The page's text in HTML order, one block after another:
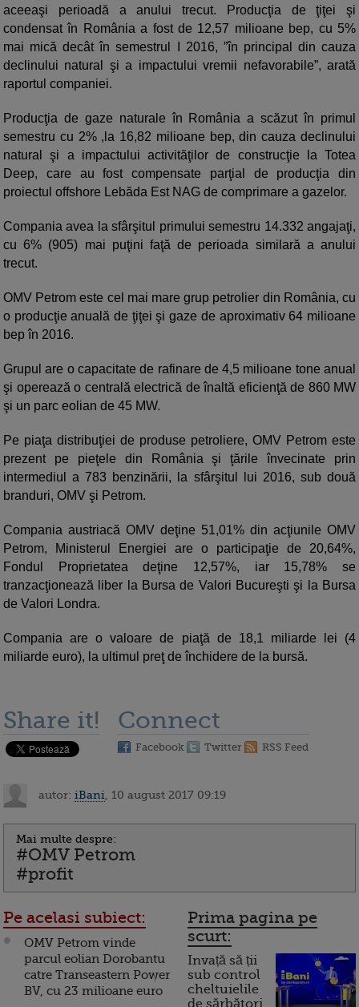
aceeaşi perioadă a anului trecut. Producţia de ţiţei şi
condensat în România a fost de 12,57 milioane bep, cu 5%
mai mică decât în semestrul I 2016, ”în principal din cauza
declinului natural şi a impactului vremii nefavorabile”, arată
raportul companiei.
Producţia de gaze naturale în România a scăzut în primul
semestru cu 2% ,la 16,82 milioane bep, din cauza declinului
natural şi a impactului activităţilor de construcţie la Totea
Deep, care au fost compensate parţial de producţia din
proiectul offshore Lebăda Est NAG de comprimare a gazelor.
Compania avea la sfârşitul primului semestru 14.332 angajaţi,
cu 6% (905) mai puţini faţă de perioada similară a anului
trecut.
OMV Petrom este cel mai mare grup petrolier din România, cu
o producţie anuală de ţiţei şi gaze de aproximativ 64 milioane
bep în 2016.
Grupul are o capacitate de rafinare de 4,5 milioane tone anual
şi operează o centrală electrică de înaltă eficienţă de 860 MW
şi un parc eolian de 45 MW.
Pe piaţa distribuţiei de produse petroliere, OMV Petrom este
prezent pe pieţele din România şi ţările învecinate prin
intermediul a 783 benzinării, la sfârşitul lui 2016, sub două
branduri, OMV şi Petrom.
Compania austriacă OMV deţine 51,01% din acţiunile OMV
Petrom, Ministerul Energiei are o participaţie de 20,64%,
Fondul Proprietatea deţine 12,57%, iar 15,78% se
tranzacţionează liber la Bursa de Valori Bucureşti şi la Bursa
de Valori Londra.
Compania are o valoare de piaţă de 18,1 miliarde lei (4
miliarde euro), la ultimul preţ de închidere de la bursă.
Share it! Connect
Facebook Twitter RSS Feed
autor: iBani , 10 august 2017 09:19
Mai multe despre:
#OMV Petrom
#profit
Pe acelasi subiect:
OMV Petrom vinde
parcul eolian Dorobantu
catre Transeastern Power
BV, cu 23 milioane euro
Prima pagina pe
scurt:
Invață să ții
sub control
cheltuielile
de sărbători.